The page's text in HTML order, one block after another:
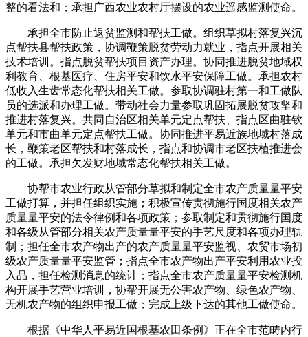
整的看法和；承担广西农业农村厅摆设的农业遥感监测使命。
承担全市防止返贫监测和帮扶工做。组织草拟村落复兴沉
点帮扶县帮扶政策，协调鞭策脱贫劳动力就业，指点开展相关
技术培训。指点脱贫帮扶项目资产办理。协同推进脱贫地域权
利教育、根基医疗、住房平安和饮水平安保障工做。承担农村
低收入生齿常态化帮扶相关工做。参取协调驻村第一和工做队
员的选派和办理工做。带动社会力量参取巩固拓展脱贫攻坚和
推进村落复兴。共同自治区相关单元定点帮扶、指点区曲驻钦
单元和市曲单元定点帮扶工做。协同推进平易近族地域村落成
长，鞭策老区帮扶和村落成长，指点和协调市老区扶植推进会
的工做。承担欠发财地域常态化帮扶相关工做。
协帮市农业行政从管部分草拟和制定全市农产质量量平安
工做打算，并担任组织实施；积极宣传贯彻施行国度相关农产
质量量平安的法令律例和各项政策；参取制定和贯彻施行国度
和各级从管部分相关农产质量量平安的手艺尺度和各项办理轨
制；担任全市农产物出产的农产质量量平安监视、农贸市场初
级农产质量量平安监管；指点全市农产物出产平安利用农业投
入品，担任检测消息的统计；指点全市农产质量量平安检测机
构开展手艺营业培训，协帮开展无公害农产物、绿色农产物、
无机农产物的组织申报工做；完成上级下达的其他工做使命。
根据《中华人平易近国根基农田条例》正在全市范畴内行